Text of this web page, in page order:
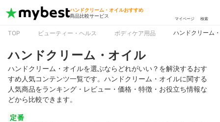
ハンドクリーム・オイルおすすめ
商品比較サービス
マイページ 検索
TOP ビューティー・ヘルス ボディケア用品 ハンドクリーム
ハンドクリーム・オイル
ハンドクリーム・オイルを選ぶならどれがいい？を解決するおす
すめ人気コンテンツ一覧です。ハンドクリーム・オイルに関する
人気商品をランキング・レビュー・価格・特徴・お役立ち情報な
どから比較できます。
定番